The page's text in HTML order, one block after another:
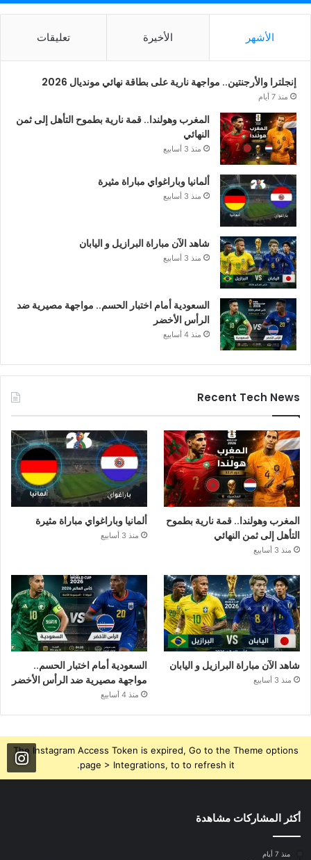
الأشهر الأخيرة تعليقات
إنجلترا والأرجنتين.. مواجهة نارية على بطاقة نهائي مونديال 2026
منذ 7 أيام
المغرب وهولندا.. قمة نارية بطموح التأهل إلى ثمن
النهائي
منذ 3 أسابيع
ألمانيا وباراغواي مباراة مثيرة
منذ 3 أسابيع
شاهد الآن مباراة البرازيل و اليابان
منذ 3 أسابيع
السعودية أمام اختبار الحسم.. مواجهة مصيرية ضد
الرأس الأخضر
منذ 4 أسابيع
Recent Tech News
المغرب وهولندا.. قمة نارية بطموح
التأهل إلى ثمن النهائي
منذ 3 أسابيع
ألمانيا وباراغواي مباراة مثيرة
منذ 3 أسابيع
شاهد الآن مباراة البرازيل و اليابان
منذ 3 أسابيع
السعودية أمام اختبار الحسم..
مواجهة مصيرية ضد الرأس الأخضر
منذ 4 أسابيع
The Instagram Access Token is expired, Go to the Theme options
page > Integrations, to to refresh it.
أكثر المشاركات مشاهدة
منذ 7 أيام